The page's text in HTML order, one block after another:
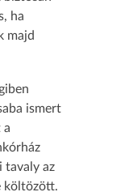
ha
majd
ismert
a
tavaly az
költözött.